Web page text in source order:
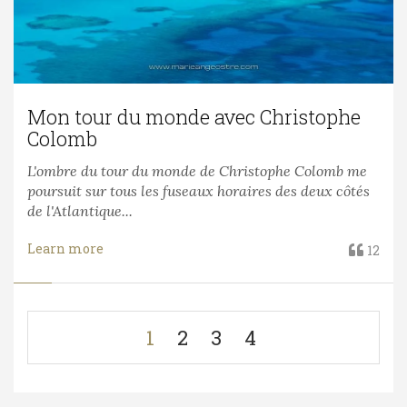
Mon tour du monde avec Christophe
Colomb
L'ombre du tour du monde de Christophe Colomb me
poursuit sur tous les fuseaux horaires des deux côtés
de l'Atlantique...
Learn more 12
1 2 3 4